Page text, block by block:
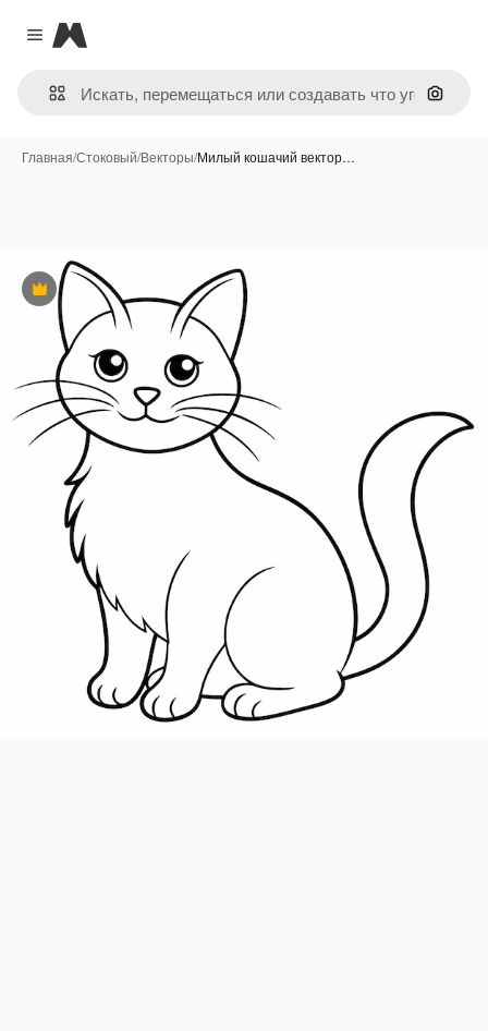
Close menu
Magnific
Поиск
Главная/Стоковый/Векторы/Милый кошачий вектор…
Премиум